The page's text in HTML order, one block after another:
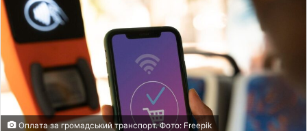
Оплата за громадський транспорт. Фото: Freepik